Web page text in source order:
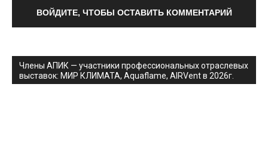
ВОЙДИТЕ, ЧТОБЫ ОСТАВИТЬ КОММЕНТАРИЙ
Члены АПИК — участники профессиональных отраслевых
выставок: МИР КЛИМАТА, Aquaflame, AIRVent в 2026г.